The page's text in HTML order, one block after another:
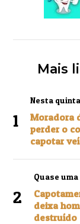
Mais
1
Nesta
Moradora
perder o
capotar
2
Quase
deixa
destruído